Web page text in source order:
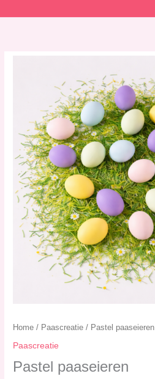
Home / Paascreatie / Pastel paaseieren
Paascreatie
Pastel paaseieren